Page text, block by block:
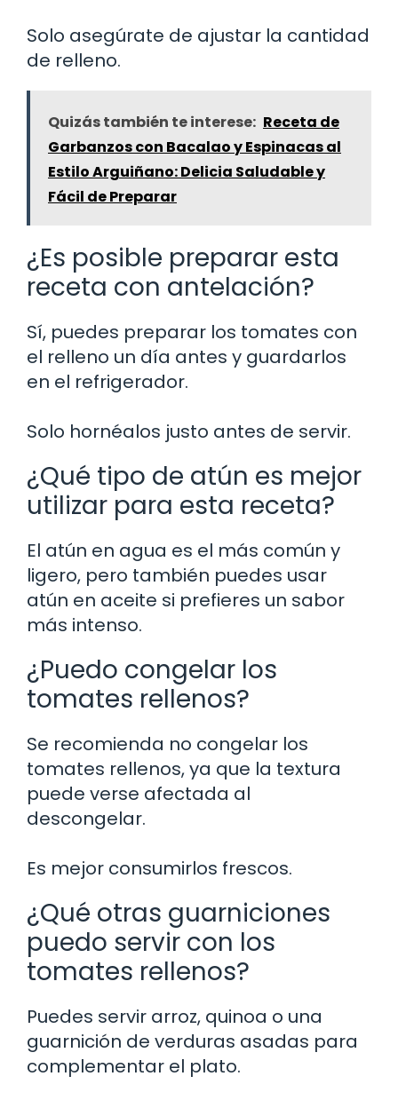
Solo asegúrate de ajustar la cantidad
de relleno.
Quizás también te interese: Receta de
Garbanzos con Bacalao y Espinacas al
Estilo Arguiñano: Delicia Saludable y
Fácil de Preparar
¿Es posible preparar esta
receta con antelación?
Sí, puedes preparar los tomates con
el relleno un día antes y guardarlos
en el refrigerador.
Solo hornéalos justo antes de servir.
¿Qué tipo de atún es mejor
utilizar para esta receta?
El atún en agua es el más común y
ligero, pero también puedes usar
atún en aceite si prefieres un sabor
más intenso.
¿Puedo congelar los
tomates rellenos?
Se recomienda no congelar los
tomates rellenos, ya que la textura
puede verse afectada al
descongelar.
Es mejor consumirlos frescos.
¿Qué otras guarniciones
puedo servir con los
tomates rellenos?
Puedes servir arroz, quinoa o una
guarnición de verduras asadas para
complementar el plato.